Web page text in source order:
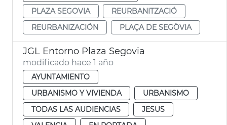
PLAZA SEGOVIA
REURBANITZACIÓ
REURBANIZACIÓN
PLAÇA DE SEGÒVIA
JGL Entorno Plaza Segovia
modificado hace 1 año
AYUNTAMIENTO
URBANISMO Y VIVIENDA
URBANISMO
TODAS LAS AUDIENCIAS
JESUS